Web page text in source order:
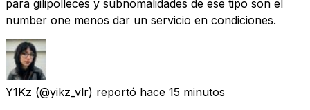
para gilipolleces y subnomalidades de ese tipo son el
number one menos dar un servicio en condiciones.
Y1Kz (@yikz_vlr) reportó hace 15 minutos